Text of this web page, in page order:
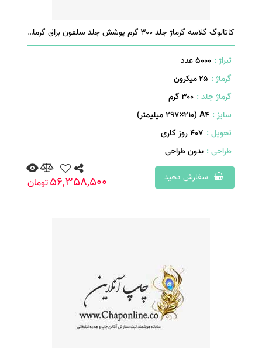
کاتالوگ گلاسه گرماژ جلد ۳۰۰ گرم پوشش جلد سلفون براق گرماژ داخل ۱۷۰ گرم ۲۰ صفحه منگنه تخت
تیراژ : 5000 عدد
گرماژ : ۲۵ میکرون
گرماژ جلد : ۳۰۰ گرم
سایز : A۴ (۲۹۷×۲۱۰ میلیمتر)
تحویل : 407 روز کاری
طراحی : بدون طراحی
سفارش دهید
56,358,500تومان